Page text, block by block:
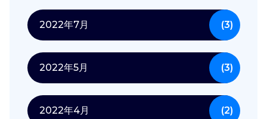
2022年7月 (3)
2022年5月 (3)
2022年4月 (2)